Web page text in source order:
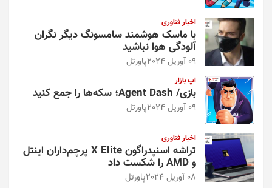
اخبار فناوری
با ماسک هوشمند سامسونگ دیگر نگران
آلودگی هوا نباشید
09 آوریل 2024 پاورتل
اپ بازار
بازی/ Agent Dash؛ سکه‌ها را جمع کنید
09 آوریل 2024 پاورتل
اخبار فناوری
تراشه اسنپدراگون X Elite پرچم‌داران اینتل
و AMD را شکست داد
08 آوریل 2024 پاورتل